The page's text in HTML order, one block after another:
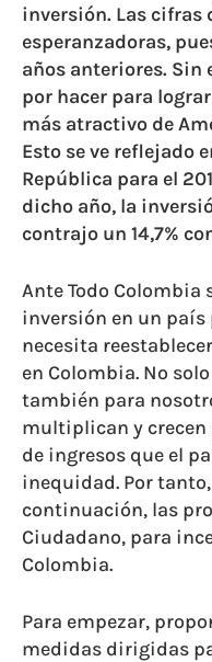
inversión. Las cifras
esperanzadoras,
años anteriores. Sin
por hacer para
más atractivo de
Esto se ve reflejado
República para el
dicho año, la
contrajo un 14,7%
Ante Todo Colombia
inversión en un país
necesita
en Colombia. No
también para
multiplican y crecen
de ingresos que el
inequidad. Por
continuación, las
Ciudadano, para
Colombia.
Para empezar,
medidas dirigidas